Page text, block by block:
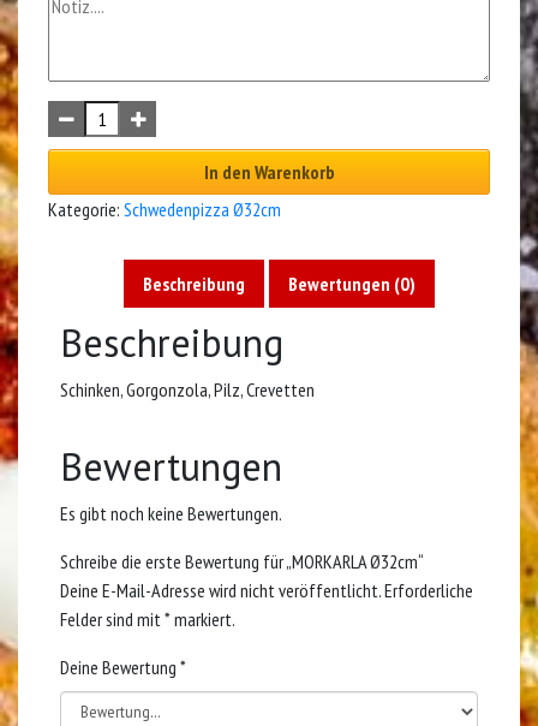
In den Warenkorb
Kategorie: Schwedenpizza Ø32cm
Beschreibung Bewertungen (0)
Beschreibung
Schinken, Gorgonzola, Pilz, Crevetten
Bewertungen
Es gibt noch keine Bewertungen.
Schreibe die erste Bewertung für „MORKARLA Ø32cm“
Deine E-Mail-Adresse wird nicht veröffentlicht.Erforderliche
Felder sind mit *markiert.
Deine Bewertung *